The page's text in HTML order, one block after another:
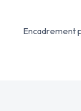
Encadrement